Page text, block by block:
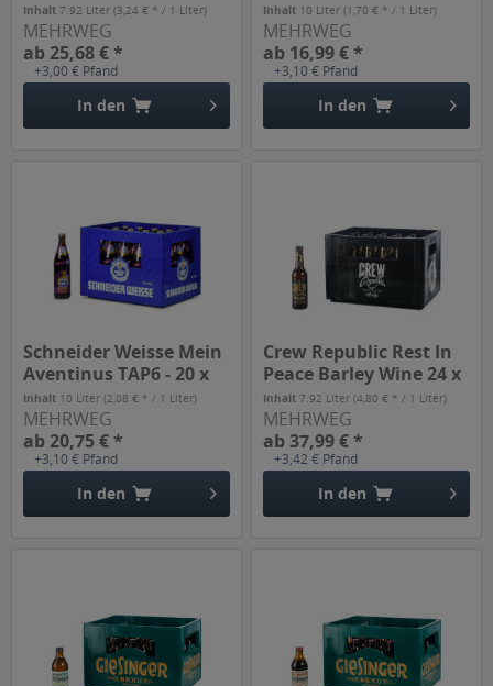
Inhalt7.92 Liter(3,24 € * / 1 Liter)
MEHRWEG
ab 25,68 € *
+3,00 € Pfand
In den
Inhalt 10 Liter(1,70 € * / 1 Liter)
MEHRWEG
ab 16,99 € *
+3,10 € Pfand
In den
Schneider Weisse Mein
Aventinus TAP6 - 20 x
0,5l
Inhalt 10 Liter(2,08 € * / 1 Liter)
MEHRWEG
ab 20,75 € *
+3,10 € Pfand
In den
Crew Republic Rest In
Peace Barley Wine 24 x
0,33l
Inhalt7.92 Liter(4,80 € * / 1 Liter)
MEHRWEG
ab 37,99 € *
+3,42 € Pfand
In den